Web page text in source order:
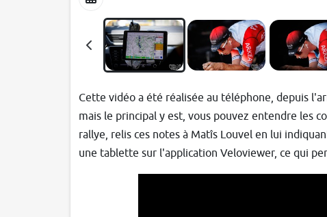
Cette vidéo a été réalisée au téléphone, depuis
mais le principal y est, vous pouvez entendre les
rallye, relis ces notes à Matîs Louvel en lui
une tablette sur l'application Veloviewer, ce qui